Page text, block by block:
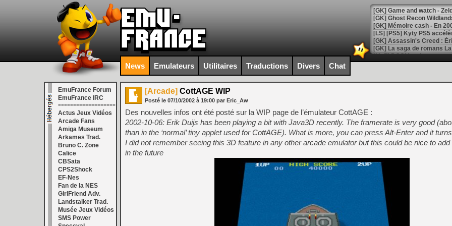
[Mo5] DOOM arrive en
[GK] Bethesda fête les 30
[GK] Roblox : l'action en
[GK] Agenda - GeForce
[LS] [PS5] ps5-y2jb-
[GK] Pourquoi Marvel
[GK] Test : Restory : Chill
[GK] GTA 6 : Rockstar
[GK] Hot Wheels Infinite
[GK] Mémoire cash -
[GK] Résultats Nintendo :
[GK] Déjà des
[Mo5] Brickboy cherche à
[GK] Minecraft et ses «
News Emulateurs Utilitaires Traductions Divers Chat
EmuFrance Forum
EmuFrance IRC
===================
Actus Jeux Vidéos
Arcade Fans
Amiga Museum
Arkames Trad.
Bruno C. Zone
Calice
CBSata
CPS2Shock
EF-Nes
Fan de la NES
GirlFriend Adv.
Landstalker Trad.
Musée Jeux Vidéos
SMS Power
[Arcade] CottAGE WIP
Posté le 07/10/2002 à 19:00 par Eric_Aw
Des nouvelles infos ont été posté sur la WIP page de l’émulateur CottAGE :
2002-10-06: Erik Duijs has been playing a bit with Java3D recently. The framerate is very good
than in the ‘normal’ tiny applet used for CottAGE). What is more, you can press Alt-Enter and it
I did not remember seeing this 3D feature in any other arcade emulator but this could be nice to
in the future